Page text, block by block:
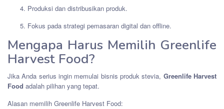
Produksi dan distribusikan produk.
Fokus pada strategi pemasaran digital dan offline.
Mengapa Harus Memilih Greenlife
Harvest Food?
Jika Anda serius ingin memulai bisnis produk stevia, Greenlife Harvest
Food adalah pilihan yang tepat.
Alasan memilih Greenlife Harvest Food: